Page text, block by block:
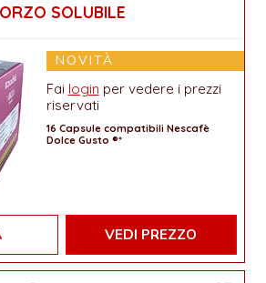
ORZO SOLUBILE
NOVITÀ
Fai login per vedere i prezzi
riservati
16 Capsule compatibili Nescafè
Dolce Gusto ®*
VEDI PREZZO